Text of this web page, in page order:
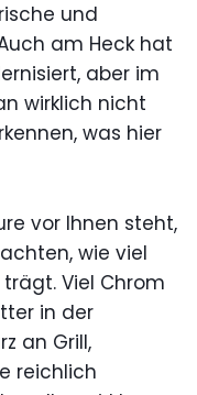
und
am Heck hat
aber im
wirklich nicht
was hier
vor Ihnen steht,
wie viel
Viel Chrom
in der
an Grill,
reichlich